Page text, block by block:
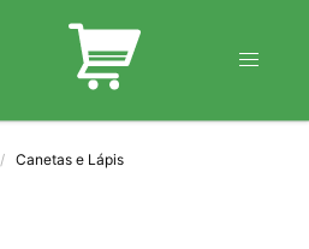
Canetas e Lápis